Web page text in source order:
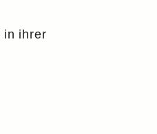
in ihrer